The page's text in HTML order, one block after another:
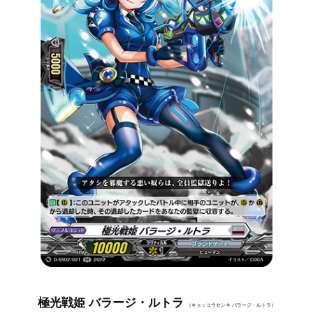
極光戦姫 バラージ・ルトラ （キョッコウセンキ バラージ・ルトラ）